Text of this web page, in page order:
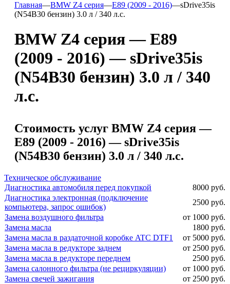
Главная—BMW Z4 серия—E89 (2009 - 2016)—sDrive35is
(N54B30 бензин) 3.0 л / 340 л.с.
BMW Z4 серия — E89
(2009 - 2016) — sDrive35is
(N54B30 бензин) 3.0 л / 340
л.с.
Стоимость услуг BMW Z4 серия —
E89 (2009 - 2016) — sDrive35is
(N54B30 бензин) 3.0 л / 340 л.с.
Техническое обслуживание
Диагностика автомобиля перед покупкой
8000 руб.
Диагностика электронная (подключение
компьютера, запрос ошибок)
2500 руб.
Замена воздушного фильтра
от 1000 руб.
Замена масла
1800 руб.
Замена масла в раздаточной коробке ATC DTF1
от 5000 руб.
Замена масла в редукторе заднем
от 2500 руб.
Замена масла в редукторе переднем
2500 руб.
Замена салонного фильтра (не рециркуляции)
от 1000 руб.
Замена свечей зажигания
от 2500 руб.